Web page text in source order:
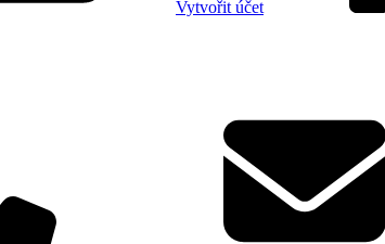
Vytvořit účet